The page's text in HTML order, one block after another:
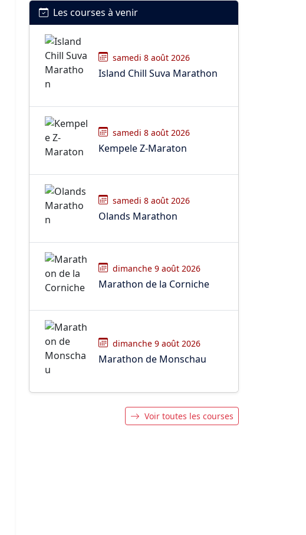
Les courses à venir
samedi 8 août 2026
Island Chill Suva Marathon
samedi 8 août 2026
Kempele Z-Maraton
samedi 8 août 2026
Olands Marathon
dimanche 9 août 2026
Marathon de la Corniche
dimanche 9 août 2026
Marathon de Monschau
Voir toutes les courses